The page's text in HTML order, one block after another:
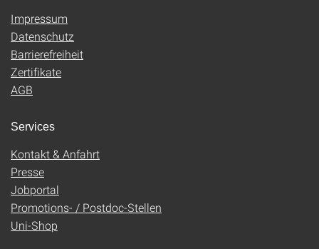
Impressum
Datenschutz
Barrierefreiheit
Zertifikate
AGB
Services
Kontakt & Anfahrt
Presse
Jobportal
Promotions- / Postdoc-Stellen
Uni-Shop